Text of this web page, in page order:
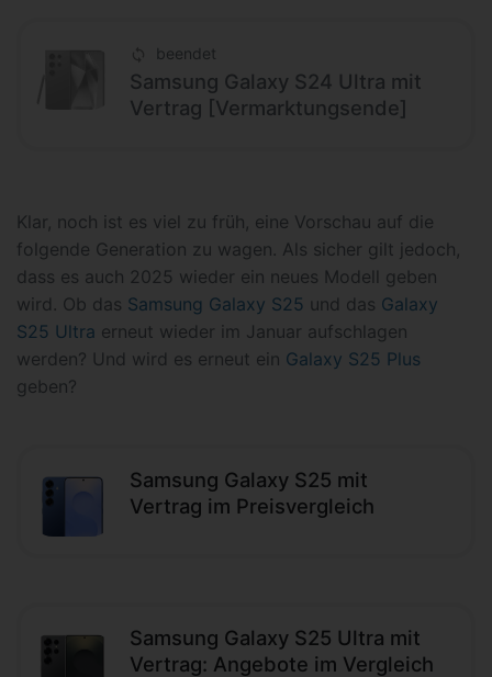
beendet
Samsung Galaxy S24 Ultra mit
Vertrag [Vermarktungsende]
Klar, noch ist es viel zu früh, eine Vorschau auf die
folgende Generation zu wagen. Als sicher gilt jedoch,
dass es auch 2025 wieder ein neues Modell geben
wird. Ob das Samsung Galaxy S25 und das Galaxy
S25 Ultra erneut wieder im Januar aufschlagen
werden? Und wird es erneut ein Galaxy S25 Plus
geben?
Samsung Galaxy S25 mit
Vertrag im Preisvergleich
Samsung Galaxy S25 Ultra mit
Vertrag: Angebote im Vergleich